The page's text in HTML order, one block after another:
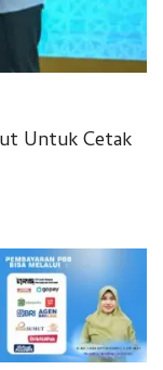
Untuk Cetak